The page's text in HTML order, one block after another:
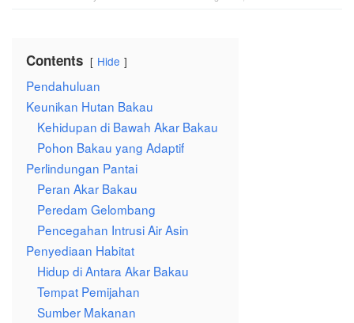
Contents Hide
Pendahuluan
Keunikan Hutan Bakau
Kehidupan di Bawah Akar Bakau
Pohon Bakau yang Adaptif
Perlindungan Pantai
Peran Akar Bakau
Peredam Gelombang
Pencegahan Intrusi Air Asin
Penyediaan Habitat
Hidup di Antara Akar Bakau
Tempat Pemijahan
Sumber Makanan